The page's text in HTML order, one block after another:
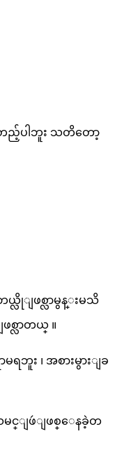
ည့်ပါဘူး သတိတော့
ယ္လိုျဖစ္လာမွန္းမသိ
စ္လာတယ္ ။
း ၊ အစားမွားျခ
သမင္ျဖဴျဖစ္ေနခဲ့တ